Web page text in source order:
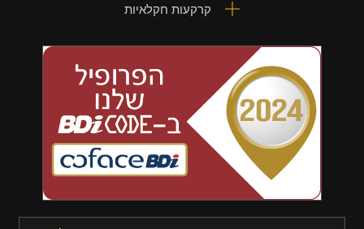
קרקעות חקלאיות